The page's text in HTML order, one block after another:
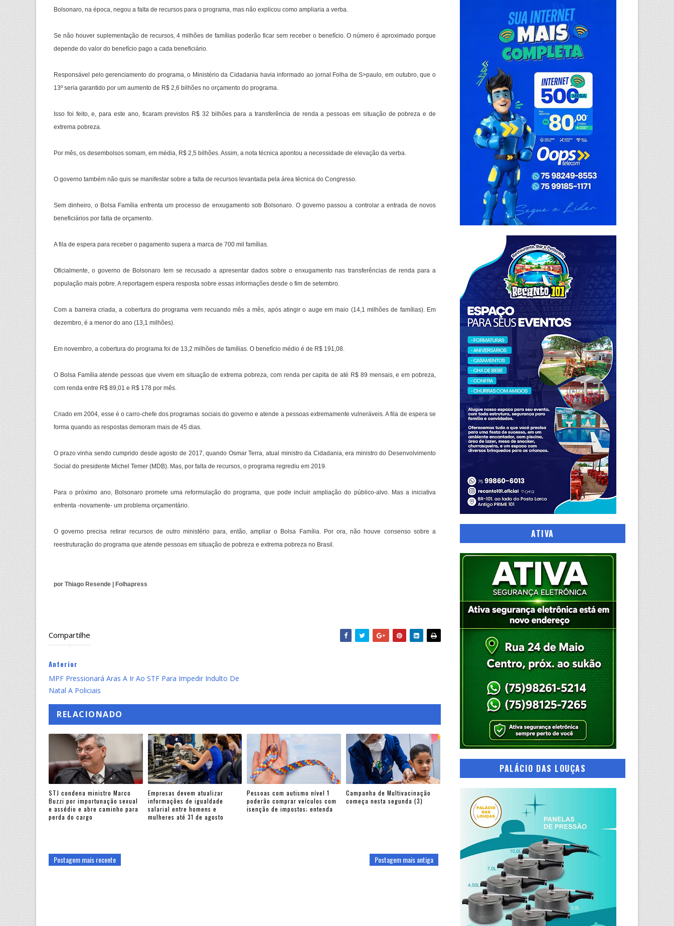
Bolsonaro, na época, negou a falta de recursos para o programa, mas não explicou como ampliaria a verba.
Se não houver suplementação de recursos, 4 milhões de famílias poderão ficar sem receber o benefício. O número é aproximado porque
depende do valor do benefício pago a cada beneficiário.
Responsável pelo gerenciamento do programa, o Ministério da Cidadania havia informado ao jornal Folha de S>paulo, em outubro, que o
13º seria garantido por um aumento de R$ 2,6 bilhões no orçamento do programa.
Isso foi feito, e, para este ano, ficaram previstos R$ 32 bilhões para a transferência de renda a pessoas em situação de pobreza e de
extrema pobreza.
Por mês, os desembolsos somam, em média, R$ 2,5 bilhões. Assim, a nota técnica apontou a necessidade de elevação da verba.
O governo também não quis se manifestar sobre a falta de recursos levantada pela área técnica do Congresso.
Sem dinheiro, o Bolsa Família enfrenta um processo de enxugamento sob Bolsonaro. O governo passou a controlar a entrada de novos
beneficiários por falta de orçamento.
A fila de espera para receber o pagamento supera a marca de 700 mil famílias.
Oficialmente, o governo de Bolsonaro tem se recusado a apresentar dados sobre o enxugamento nas transferências de renda para a
população mais pobre. A reportagem espera resposta sobre essas informações desde o fim de setembro.
Com a barreira criada, a cobertura do programa vem recuando mês a mês, após atingir o auge em maio (14,1 milhões de famílias). Em
dezembro, é a menor do ano (13,1 milhões).
Em novembro, a cobertura do programa foi de 13,2 milhões de famílias. O benefício médio é de R$ 191,08.
O Bolsa Família atende pessoas que vivem em situação de extrema pobreza, com renda per capita de até R$ 89 mensais, e em pobreza,
com renda entre R$ 89,01 e R$ 178 por mês.
Criado em 2004, esse é o carro-chefe dos programas sociais do governo e atende a pessoas extremamente vulneráveis. A fila de espera se
forma quando as respostas demoram mais de 45 dias.
O prazo vinha sendo cumprido desde agosto de 2017, quando Osmar Terra, atual ministro da Cidadania, era ministro do Desenvolvimento
Social do presidente Michel Temer (MDB). Mas, por falta de recursos, o programa regrediu em 2019.
Para o próximo ano, Bolsonaro promete uma reformulação do programa, que pode incluir ampliação do público-alvo. Mas a iniciativa
enfrenta -novamente- um problema orçamentário.
O governo precisa retirar recursos de outro ministério para, então, ampliar o Bolsa Família. Por ora, não houve consenso sobre a
reestruturação do programa que atende pessoas em situação de pobreza e extrema pobreza no Brasil.
por Thiago Resende | Folhapress
Compartilhe
Anterior
MPF Pressionará Aras A Ir Ao STF Para Impedir Indulto De
Natal A Policiais
RELACIONADO
STJ condena ministro Marco
Buzzi por importunação sexual
e assédio e abre caminho para
perda do cargo
Empresas devem atualizar
informações de igualdade
salarial entre homens e
mulheres até 31 de agosto
Pessoas com autismo nível 1
poderão comprar veículos com
isenção de impostos; entenda
Campanha de Multivacinação
começa nesta segunda (3)
Postagem mais recente Postagem mais antiga
ATIVA
PALÁCIO DAS LOUÇAS